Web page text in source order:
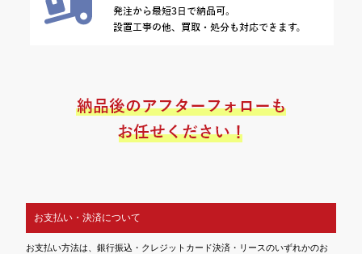
お支払い・決済について
お支払い方法は、銀行振込・クレジットカード決済・リースのいずれかのお